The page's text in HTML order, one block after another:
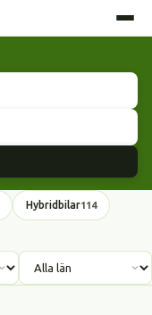
Hybridbilar114